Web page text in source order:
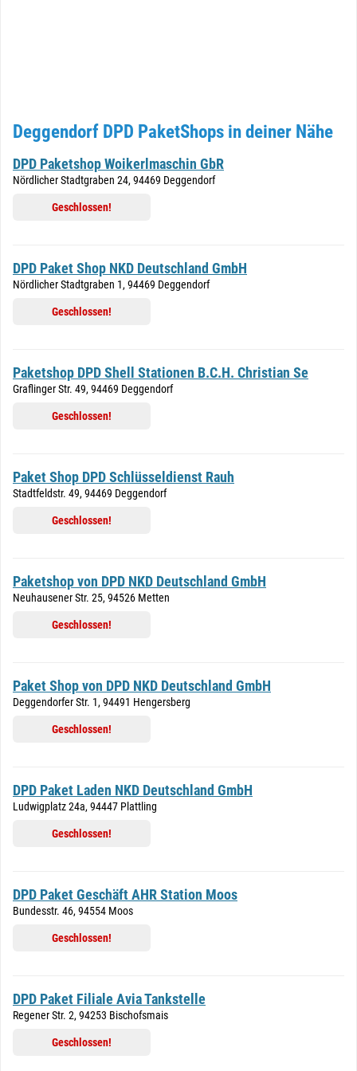
Deggendorf DPD PaketShops in deiner Nähe
DPD Paketshop Woikerlmaschin GbR
Nördlicher Stadtgraben 24, 94469 Deggendorf
Geschlossen!
DPD Paket Shop NKD Deutschland GmbH
Nördlicher Stadtgraben 1, 94469 Deggendorf
Geschlossen!
Paketshop DPD Shell Stationen B.C.H. Christian Se
Graflinger Str. 49, 94469 Deggendorf
Geschlossen!
Paket Shop DPD Schlüsseldienst Rauh
Stadtfeldstr. 49, 94469 Deggendorf
Geschlossen!
Paketshop von DPD NKD Deutschland GmbH
Neuhausener Str. 25, 94526 Metten
Geschlossen!
Paket Shop von DPD NKD Deutschland GmbH
Deggendorfer Str. 1, 94491 Hengersberg
Geschlossen!
DPD Paket Laden NKD Deutschland GmbH
Ludwigplatz 24a, 94447 Plattling
Geschlossen!
DPD Paket Geschäft AHR Station Moos
Bundesstr. 46, 94554 Moos
Geschlossen!
DPD Paket Filiale Avia Tankstelle
Regener Str. 2, 94253 Bischofsmais
Geschlossen!